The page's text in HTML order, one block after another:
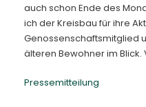
auch schon Ende des
ich der Kreisbau für ihre
Genossenschaftsmitglied
älteren Bewohner im Blick.
Pressemitteilung